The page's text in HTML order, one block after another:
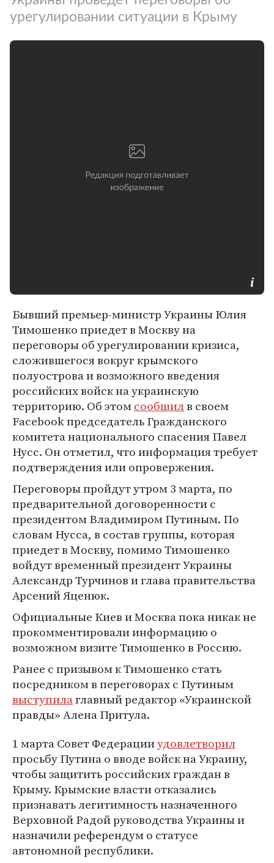
урегулировании ситуации в Крыму
Бывший премьер-министр Украины Юлия
Тимошенко приедет в Москву на
переговоры об урегулировании кризиса,
сложившегося вокруг крымского
полуострова и возможного введения
российских войск на украинскую
территорию. Об этомсообщилв своем
Facebook председатель Гражданского
комитета национального спасения Павел
Нусс. Он отметил, что информация требует
подтверждения или опровержения.
Переговоры пройдут утром 3 марта, по
предварительной договоренности с
президентом Владимиром Путиным. По
словам Нусса, в состав группы, которая
приедет в Москву, помимо Тимошенко
войдут временный президент Украины
Александр Турчинов и глава правительства
Арсений Яценюк.
Официальные Киев и Москва пока никак не
прокомментировали информацию о
возможном визите Тимошенко в Россию.
Ранее с призывом к Тимошенко стать
посредником в переговорах с Путиным
выступилаглавный редактор «Украинской
правды» Алена Притула.
1 марта Совет Федерацииудовлетворил
просьбу Путина о вводе войск на Украину,
чтобы защитить российских граждан в
Крыму. Крымские власти отказались
признавать легитимность назначенного
Верховной Радой руководства Украины и
назначили референдум о статусе
автономной республики.